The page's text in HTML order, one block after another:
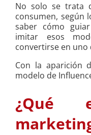
No solo se trata
consumen, según
saber cómo
imitar esos
convertirse en uno
Con la aparición
modelo de
¿Qué